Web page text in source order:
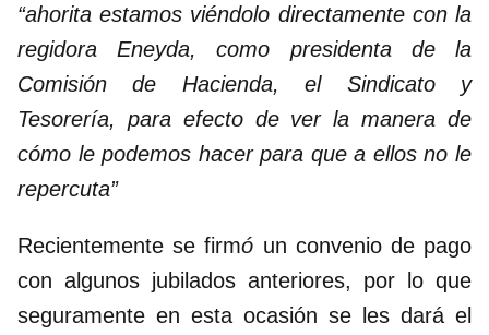
“ahorita estamos viéndolo directamente con la
regidora Eneyda, como presidenta de la
Comisión de Hacienda, el Sindicato y
Tesorería, para efecto de ver la manera de
cómo le podemos hacer para que a ellos no le
repercuta”
Recientemente se firmó un convenio de pago
con algunos jubilados anteriores, por lo que
seguramente en esta ocasión se les dará el